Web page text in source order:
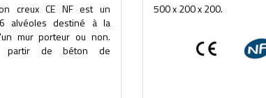
creux CE NF est un
alvéoles destiné à la
mur porteur ou non.
partir de béton de
500 x 200 x 200.